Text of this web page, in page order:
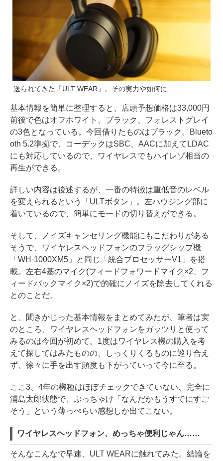
送られてきた「ULT WEAR」。その実力や如何に……
基本情報を簡単に整理すると、店頭予想価格は33,000円
前後で色はオフホワイト、ブラック、フォレストグレイ
の3色となっている。今回借りたものはブラック。Blueto
oth 5.2準拠で、コーデックはSBC、AACに加えてLDAC
にも対応しているので、ワイヤレスでもハイレゾ相当の
再生ができる。
詳しい内容は後述するが、一番の特徴は重低音のレベル
を変えられるという「ULTボタン」。左ハウジング部に
着いているので、簡単にモードの切り替えができる。
そして、ノイズキャンセリング機能にもこだわりがある
そうで、ワイヤレスヘッドフォンのフラッグシップ機
「WH-1000XM5」と同じ「統合プロセッサーV1」を搭
載。左右4基のマイク(フィードフォワードマイク×2、フ
ィードバックマイク×2)で的確にノイズを除去してくれる
とのことだ。
と、聞きかじった基本情報をまとめてみたが、筆者は実
のところ、ワイヤレスヘッドフォンをガッツリと使って
みるのは今回が初めて。1度はワイヤレス機の購入を考
えて探してはみたものの、しっくりくるものに巡り合え
ず、徐々に手を出す頻度も下がっていって今に至る。
ここ3、4年の機種はほぼチェックできていない、完全に
浦島太郎状態で、ぶっちゃけ「なんだかもうすでにすご
そう」という薄っぺらい感想しか出てこない。
ワイヤレスヘッドフォン、めっちゃ便利じゃん……
そんなこんなで早速、ULT WEARに触れてみた。結論を